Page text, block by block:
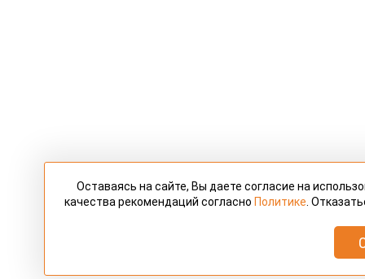
Оставаясь на сайте, Вы даете согласие на
качества рекомендаций согласно Политике .